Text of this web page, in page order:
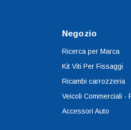
Negozio
Ricerca per Marca
Kit Viti Per Fissaggi
Ricambi carrozzeria
Veicoli Commerciali -
Accessori Auto